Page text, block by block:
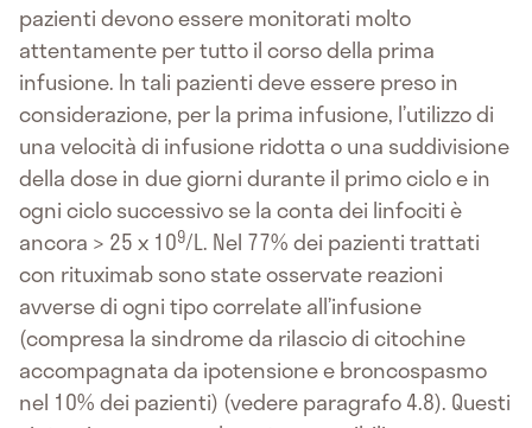
pazienti devono essere monitorati molto
attentamente per tutto il corso della prima
infusione. In tali pazienti deve essere preso in
considerazione, per la prima infusione, l’utilizzo di
una velocità di infusione ridotta o una suddivisione
della dose in due giorni durante il primo ciclo e in
ogni ciclo successivo se la conta dei linfociti è
ancora > 25 x 109/L. Nel 77% dei pazienti trattati
con rituximab sono state osservate reazioni
avverse di ogni tipo correlate all’infusione
(compresa la sindrome da rilascio di citochine
accompagnata da ipotensione e broncospasmo
nel 10% dei pazienti) (vedere paragrafo 4.8). Questi